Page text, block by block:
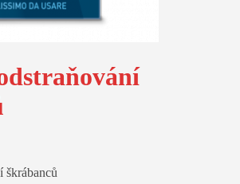
škrábanců